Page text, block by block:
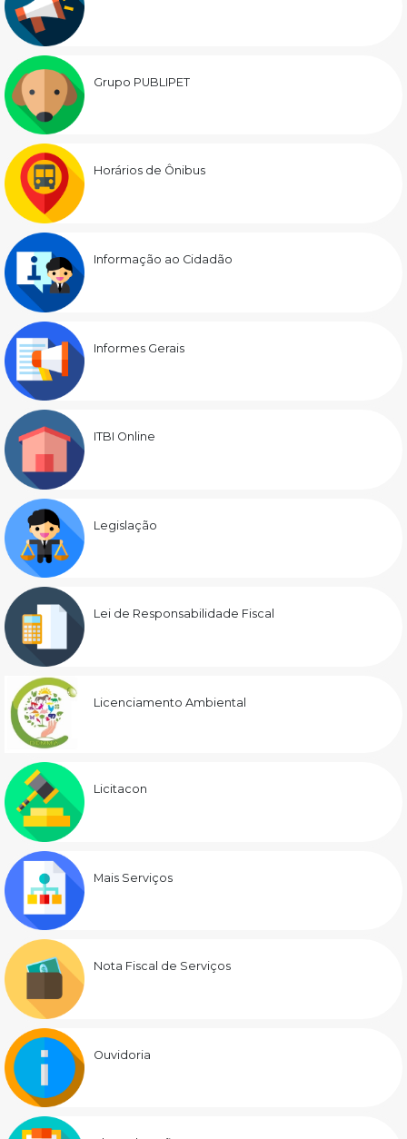
Grupo PUBLIPET
Horários de Ônibus
Informação ao Cidadão
Informes Gerais
ITBI Online
Legislação
Lei de Responsabilidade Fiscal
Licenciamento Ambiental
Licitacon
Mais Serviços
Nota Fiscal de Serviços
Ouvidoria